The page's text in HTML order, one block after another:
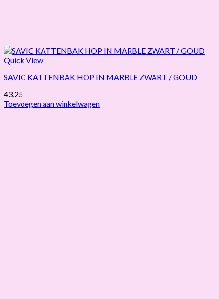
Quick View
SAVIC KATTENBAK HOP IN MARBLE ZWART / GOUD
43,25
Toevoegen aan winkelwagen